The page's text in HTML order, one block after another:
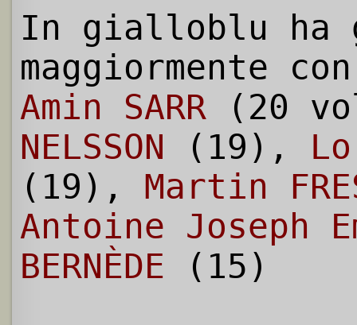
In gialloblu ha
maggiormente
Amin SARR (20
NELSSON (19),
(19), Martin
Antoine Joseph
BERNÈDE (15)